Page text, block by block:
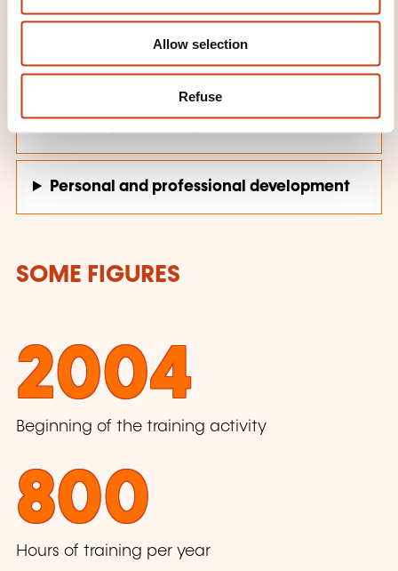
Allow selection
Refuse
Company management, Human
resources
Personal and professional development
SOME FIGURES
2004
Beginning of the training activity
800
Hours of training per year